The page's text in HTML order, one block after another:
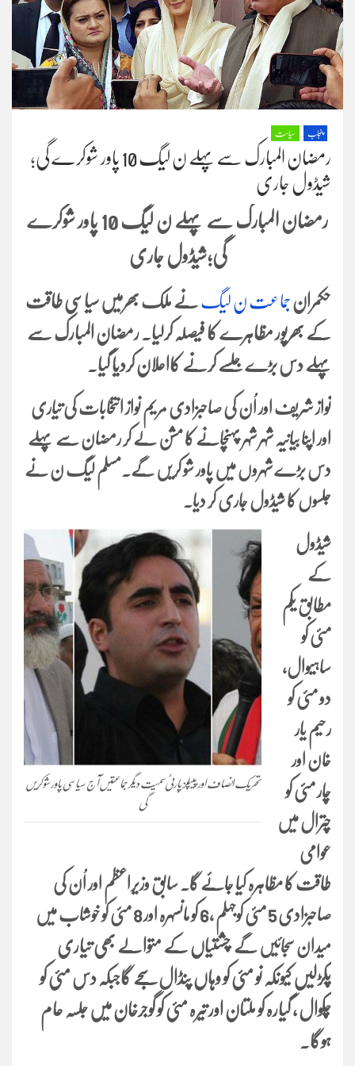
پنجاب سیاست
رمضان المبارک سے پہلے ن لیگ 10 پاور شوکرے گی؛
شیڈول جاری
رمضان المبارک سے پہلے ن لیگ 10 پاور شوکرے
گی؛شیڈول جاری
حکمران جماعت ن لیگ نے ملک بھرمیں سیاسی طاقت
کے بھرپور مظاہرے کا فیصلہ کرلیا۔ رمضان المبارک سے
پہلے دس بڑے جلسے کرنے کااعلان کردیا گیا۔
نواز شریف اور اُن کی صاحبزادی مریم نواز انتخابات کی تیاری
اور اپنا بیانیہ شہر شہر پہنچانے کا مشن لے کر رمضان سے پہلے
دس بڑے شہروں میں پاور شو کریں گے۔مسلم لیگ ن نے
جلسوں کا شیڈول جاری کر دیا۔
تحریک انصاف اور پیپلز پارٹی سمیت دیگر جماعتیں آج سیاسی پاور شو کریں
گی
شیڈول
کے
مطابق یکم
مئی کو
ساہیوال،
دو مئی کو
رحیم یار
خان اور
چار مئی کو
چترال میں
عوامی
طاقت کا مظاہرہ کیا جائے گا۔ سابق وزیراعظم اور اُن کی
صاحبزادی 5 مئی کوجہلم ،6 کو مانسہرہ اور 8 مئی کو خوشاب میں
میدان سجائیں گے چشتیاں کے متوالے بھی تیاری
پکڑلیں کیونکہ نو مئی کو وہاں پنڈال سجے گاجبکہ دس مئی کو
چکوال ، گیارہ کو ملتان اور تیرہ مئی کو گوجرخان میں جلسہ عام
ہوگا۔